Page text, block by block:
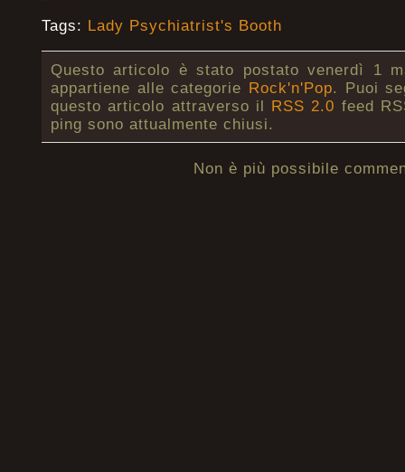
Tags: Lady Psychiatrist's Booth
Questo articolo è stato postato venerdì 1
appartiene alle categorie Rock'n'Pop. Puoi
questo articolo attraverso il RSS 2.0 feed
ping sono attualmente chiusi.
Non è più possibile